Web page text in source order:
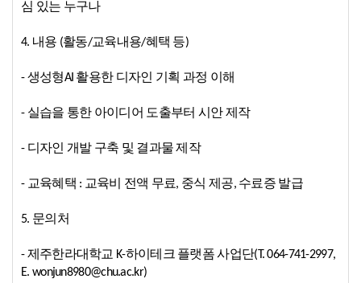
심 있는 누구나
4. 내용 (활동/교육내용/혜택 등)
- 생성형AI 활용한 디자인 기획 과정 이해
- 실습을 통한 아이디어 도출부터 시안 제작
- 디자인 개발 구축 및 결과물 제작
- 교육혜택 : 교육비 전액 무료, 중식 제공, 수료증 발급
5. 문의처
- 제주한라대학교 K-하이테크 플랫폼 사업단(T. 064-741-2997,
E. wonjun8980@chu.ac.kr)